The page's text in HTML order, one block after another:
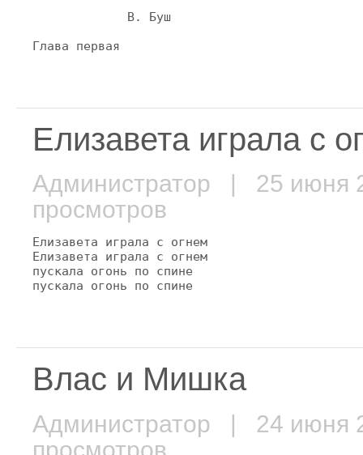
             В. Буш
Елизавета играла с
Администратор | 25
просмотров
Елизавета играла с огнем
Елизавета играла с огнем
пускала огонь по спине
пускала огонь по спине
Влас и Мишка
Администратор | 24
просмотров